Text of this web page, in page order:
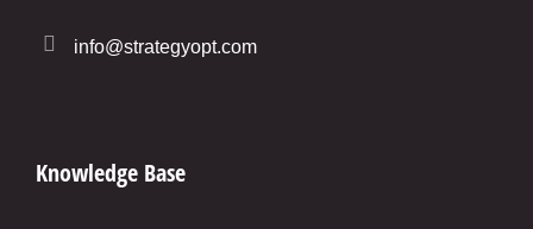
info@strategyopt.com
Knowledge Base